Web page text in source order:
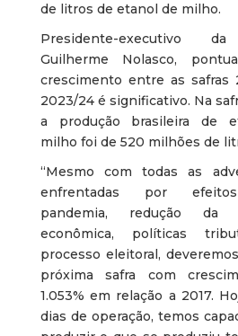
de litros de etanol de milho.
Presidente-executivo
Guilherme Nolasco,
crescimento entre as safras
2023/24 é significativo. Na
a produção brasileira de
milho foi de 520 milhões de
“Mesmo com todas as
enfrentadas por
pandemia, redução da
econômica, políticas
processo eleitoral,
próxima safra com
1.053% em relação a 2017.
dias de operação, temos